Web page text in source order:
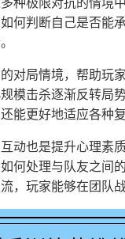
何判断自己是否能
对局情境，帮助玩
模击杀逐渐反转局
能更好地适应各种
动也是提升心理素
何处理与队友之间
，玩家能够在团队